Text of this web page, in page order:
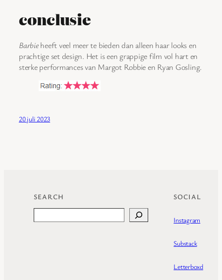
conclusie
Barbieheeft veel meer te bieden dan alleen haar looks en
prachtige set design. Het is een grappige film vol hart en
sterke performances van Margot Robbie en Ryan Gosling.
20 juli 2023
SEARCH SOCIAL
Instagram
Substack
Letterboxd